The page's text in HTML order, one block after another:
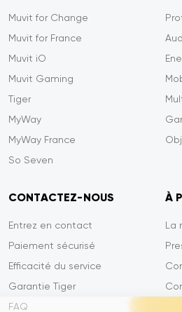
Muvit for Change
Muvit for France
Muvit iO
Muvit Gaming
Tiger
MyWay
MyWay France
So Seven
CONTACTEZ-NOUS
Entrez en contact
Paiement sécurisé
Efficacité du service
Garantie Tiger
FAQ
À
La